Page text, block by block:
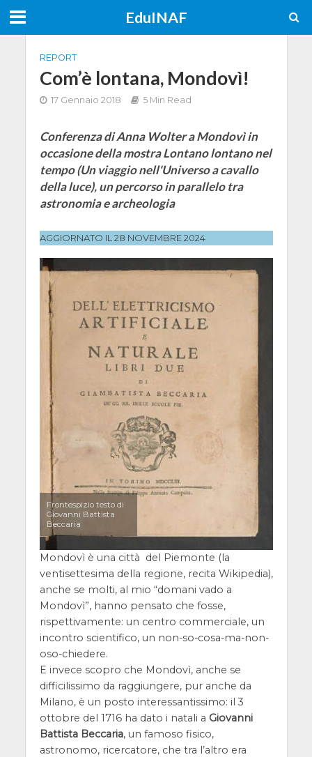
EduINAF
REPORT
Com’è lontana, Mondovì!
17 Gennaio 2018 5 Min Read
Conferenza di Anna Wolter a Mondovì in
occasione della mostra Lontano lontano nel
tempo (Un viaggio nell'Universo a cavallo
della luce), un percorso in parallelo tra
astronomia e archeologia
AGGIORNATO IL 28 NOVEMBRE 2024
Frontespizio testo di
Giovanni Battista
Beccaria
Mondovì è una città del Piemonte (la
ventisettesima della regione, recita Wikipedia),
anche se molti, al mio “domani vado a
Mondovì”, hanno pensato che fosse,
rispettivamente: un centro commerciale, un
incontro scientifico, un non-so-cosa-ma-non-
oso-chiedere.
E invece scopro che Mondovì, anche se
difficilissimo da raggiungere, pur anche da
Milano, è un posto interessantissimo: il 3
ottobre del 1716 ha dato i natali a Giovanni
Battista Beccaria, un famoso fisico,
astronomo, ricercatore, che tra l’altro era